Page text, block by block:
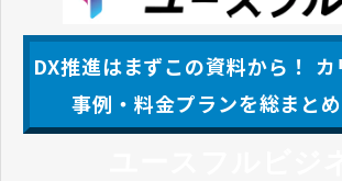
選ばれる理由
ご利用料金
DX推進はまずこの資料から！ カ
事例・料金プランを総まと